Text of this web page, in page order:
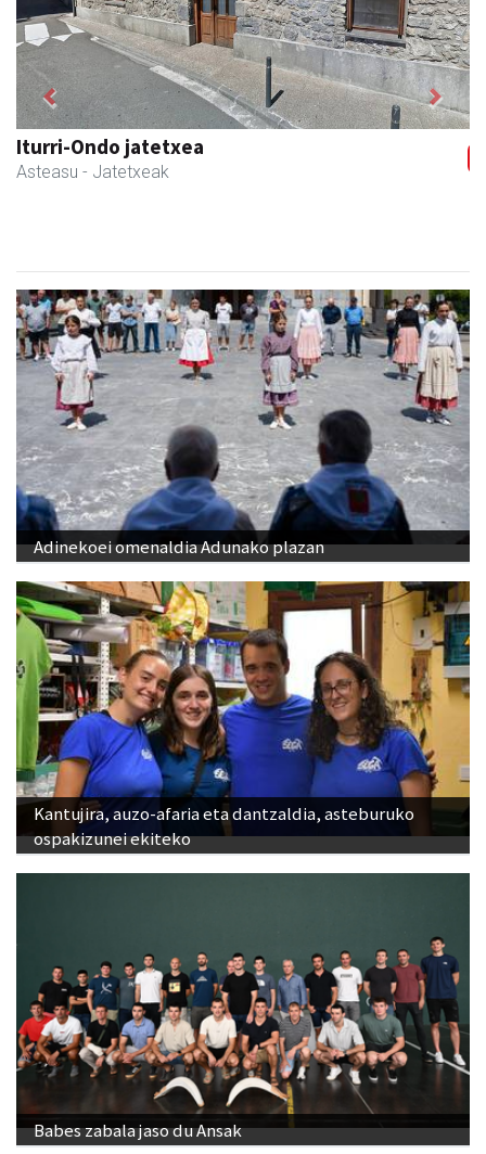
Iturri-Ondo jatetxea
Asteasu - Jatetxeak
Previous Next
Adinekoei omenaldia Adunako plazan
Kantujira, auzo-afaria eta dantzaldia, asteburuko
ospakizunei ekiteko
Babes zabala jaso du Ansak